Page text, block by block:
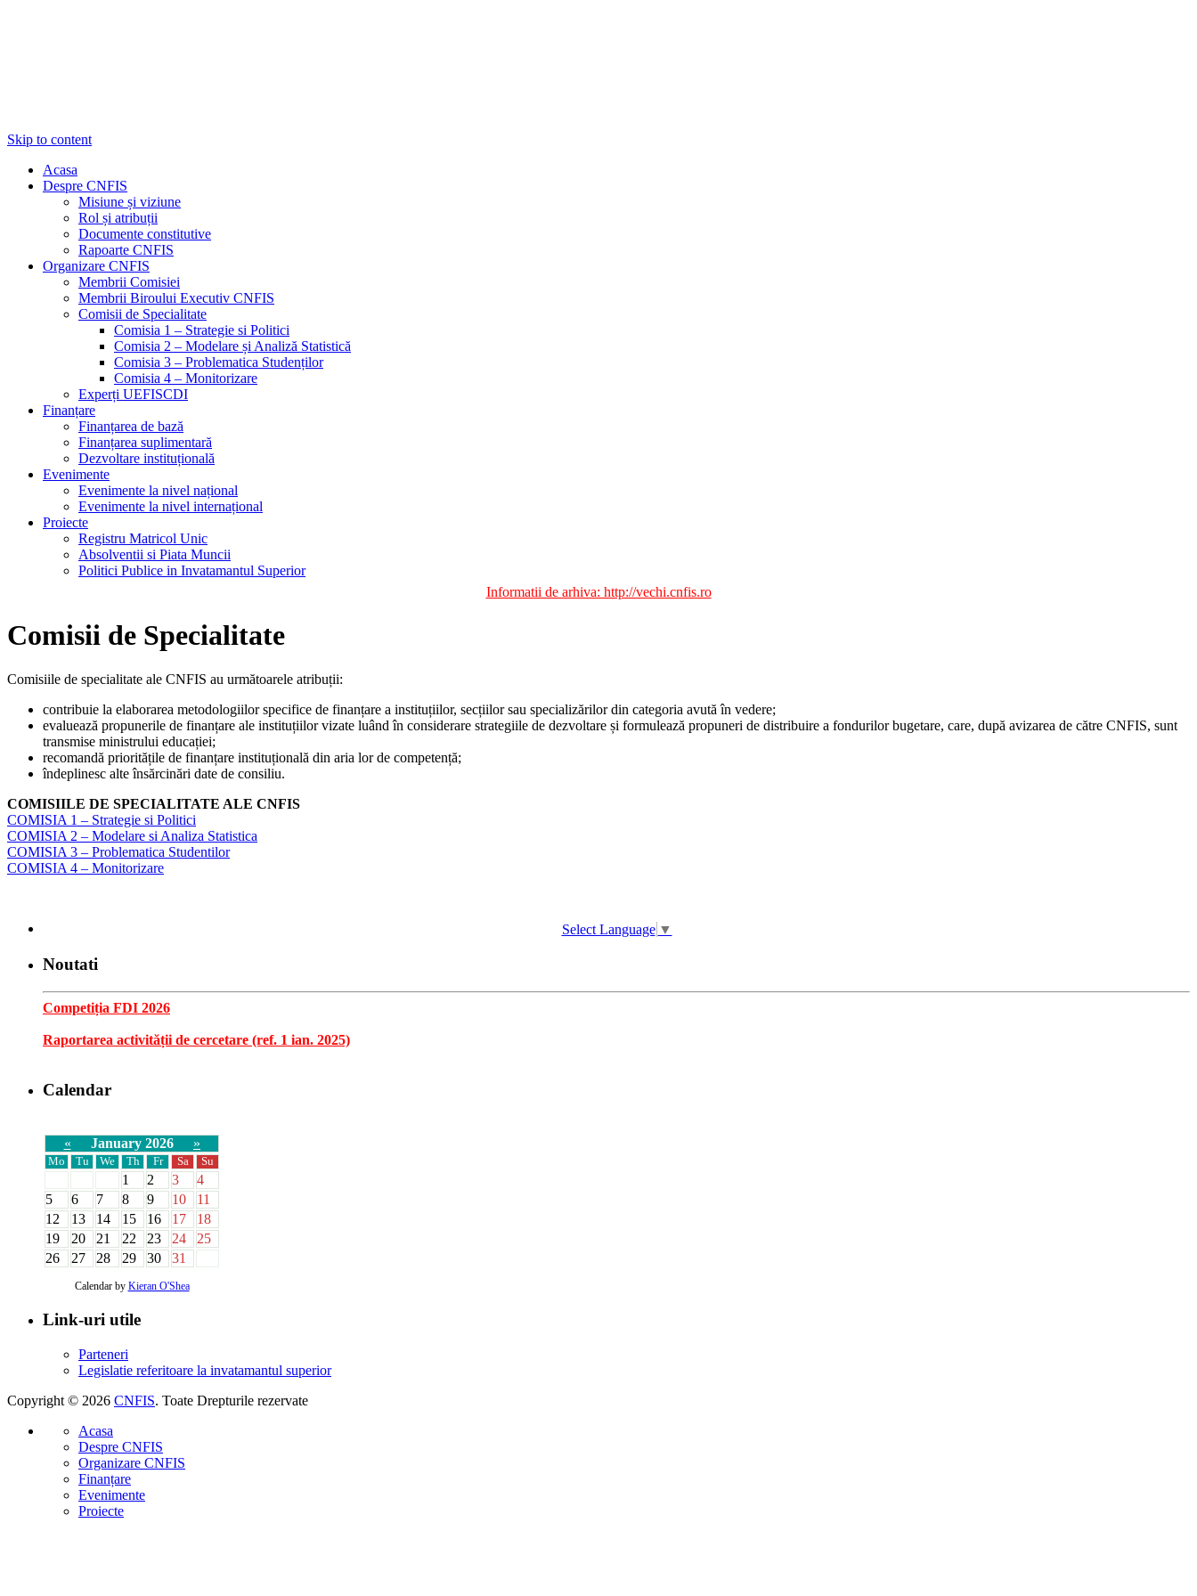
Skip to content
Acasa
Despre CNFIS
Misiune și viziune
Rol și atribuții
Documente constitutive
Rapoarte CNFIS
Organizare CNFIS
Membrii Comisiei
Membrii Biroului Executiv CNFIS
Comisii de Specialitate
Comisia 1 – Strategie si Politici
Comisia 2 – Modelare și Analiză Statistică
Comisia 3 – Problematica Studenților
Comisia 4 – Monitorizare
Experți UEFISCDI
Finanțare
Finanțarea de bază
Finanțarea suplimentară
Dezvoltare instituțională
Evenimente
Evenimente la nivel național
Evenimente la nivel internațional
Proiecte
Registru Matricol Unic
Absolventii si Piata Muncii
Politici Publice in Invatamantul Superior
Informatii de arhiva: http://vechi.cnfis.ro
Comisii de Specialitate
Comisiile de specialitate ale CNFIS au următoarele atribuții:
contribuie la elaborarea metodologiilor specifice de finanțare a instituțiilor, secțiilor sau specializărilor din categoria avută în vedere;
evaluează propunerile de finanțare ale instituțiilor vizate luând în considerare strategiile de dezvoltare și formulează propuneri de distribuire a fondurilor bugetare, care, după avizarea de către CNFIS, sunt
transmise ministrului educației;
recomandă prioritățile de finanțare instituțională din aria lor de competență;
îndeplinesc alte însărcinări date de consiliu.
COMISIILE DE SPECIALITATE ALE CNFIS
COMISIA 1 – Strategie si Politici
COMISIA 2 – Modelare si Analiza Statistica
COMISIA 3 – Problematica Studentilor
COMISIA 4 – Monitorizare
Select Language ▼
Noutati
Competiția FDI 2026
Raportarea activității de cercetare (ref. 1 ian. 2025)
Calendar
« January 2026 »
Mo Tu We Th Fr Sa Su
1 2 3
4
5
6 7 8 9 10
11
12
13 14 15 16 17
18
19
20 21 22 23 24
25
26
27 28 29 30 31
Calendar by Kieran O'Shea
Link-uri utile
Parteneri
Legislatie referitoare la invatamantul superior
Copyright © 2026 CNFIS. Toate Drepturile rezervate
Acasa
Despre CNFIS
Organizare CNFIS
Finanțare
Evenimente
Proiecte